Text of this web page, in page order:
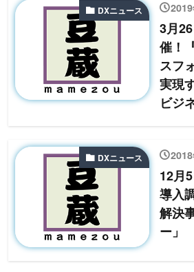
DXニュース
3月
催！
スフ
実現
ビジ
DXニュース
12月
導入
解決
ー」